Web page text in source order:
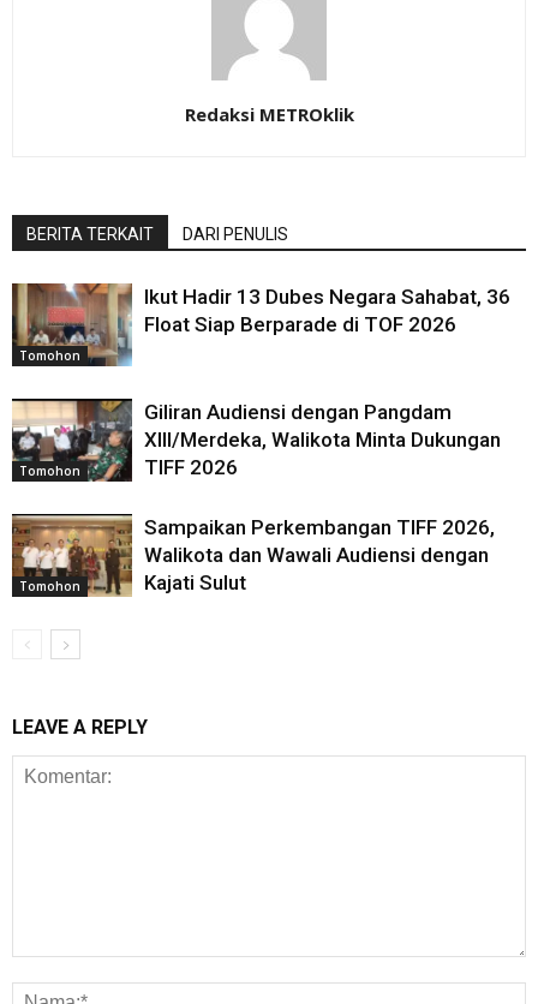
Redaksi METROklik
BERITA TERKAIT DARI PENULIS
Tomohon
Ikut Hadir 13 Dubes Negara Sahabat, 36
Float Siap Berparade di TOF 2026
Tomohon
Giliran Audiensi dengan Pangdam
XIII/Merdeka, Walikota Minta Dukungan
TIFF 2026
Tomohon
Sampaikan Perkembangan TIFF 2026,
Walikota dan Wawali Audiensi dengan
Kajati Sulut
LEAVE A REPLY